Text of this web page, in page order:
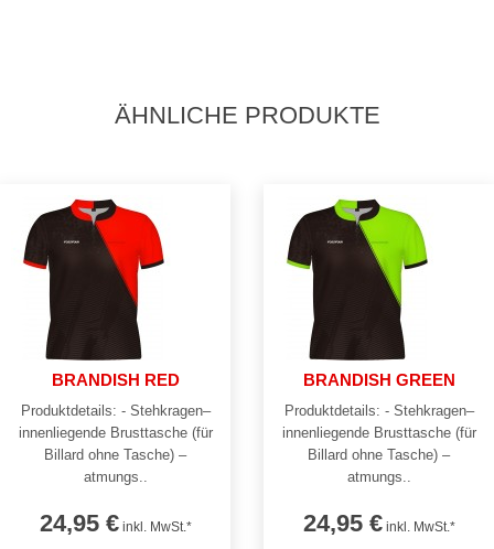
ÄHNLICHE PRODUKTE
BRANDISH RED
Produktdetails: - Stehkragen–
innenliegende Brusttasche (für
Billard ohne Tasche) –
atmungs..
24,95 €inkl. MwSt.*
BRANDISH GREEN
Produktdetails: - Stehkragen–
innenliegende Brusttasche (für
Billard ohne Tasche) –
atmungs..
24,95 €inkl. MwSt.*